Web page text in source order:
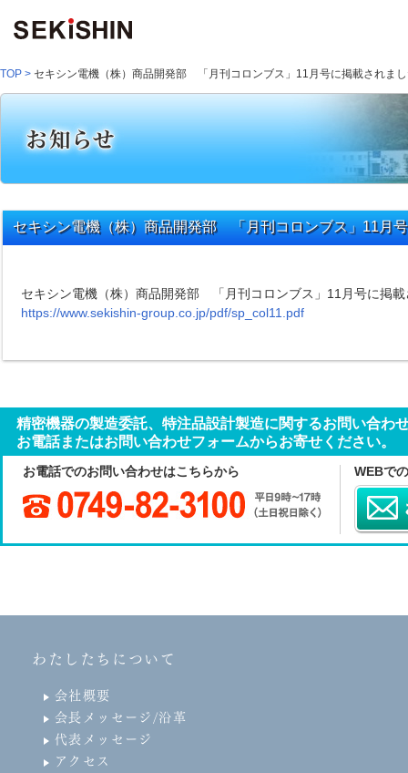
TOP > セキシン電機（株）商品開発部 「月刊コロンブス」11月号に掲載されま
セキシン電機（株）商品開発部 「月刊コロンブス」11月
セキシン電機（株）商品開発部 「月刊コロンブス」11月号に掲載
https://www.sekishin-group.co.jp/pdf/sp_col11.pdf
精密機器の製造委託、特注品設計製造に関するお問い合わ
お電話またはお問い合わせフォームからお寄せください。
お電話でのお問い合わせはこちらから WEBで
わたしたちについて
会社概要
会長メッセージ/沿革
代表メッセージ
アクセス